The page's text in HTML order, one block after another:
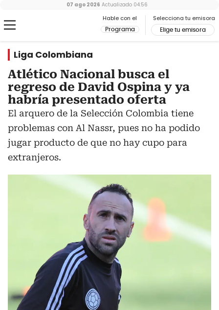
Hable con el
Programa
Selecciona tu emisora
Elige tu emisora
07 ago 2026 Actualizado 04:56
Liga Colombiana
Atlético Nacional busca el
regreso de David Ospina y ya
habría presentado oferta
El arquero de la Selección Colombia tiene
problemas con Al Nassr, pues no ha podido
jugar producto de que no hay cupo para
extranjeros.